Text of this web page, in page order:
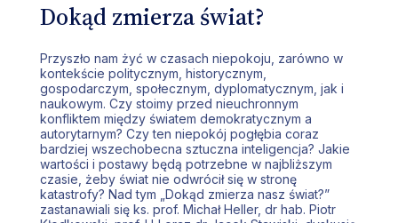
Dokąd zmierza świat?
Przyszło nam żyć w czasach niepokoju, zarówno w
kontekście politycznym, historycznym,
gospodarczym, społecznym, dyplomatycznym, jak i
naukowym. Czy stoimy przed nieuchronnym
konfliktem między światem demokratycznym a
autorytarnym? Czy ten niepokój pogłębia coraz
bardziej wszechobecna sztuczna inteligencja? Jakie
wartości i postawy będą potrzebne w najbliższym
czasie, żeby świat nie odwrócił się w stronę
katastrofy? Nad tym „Dokąd zmierza nasz świat?”
zastanawiali się ks. prof. Michał Heller, dr hab. Piotr